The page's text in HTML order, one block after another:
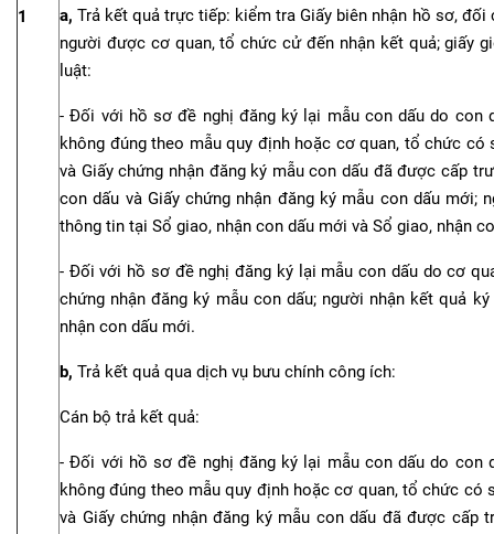
1 a, Trả kết quả trực tiếp: kiểm tra Giấy biên nhận hồ sơ,
người được cơ quan, tổ chức cử đến nhận kết quả; giấy
luật:
- Đối với hồ sơ đề nghị đăng ký lại mẫu con dấu do con
không đúng theo mẫu quy định hoặc cơ quan, tổ chức
và Giấy chứng nhận đăng ký mẫu con dấu đã được cấp
con dấu và Giấy chứng nhận đăng ký mẫu con dấu mới;
thông tin tại Sổ giao, nhận con dấu mới và Sổ giao, nhận
- Đối với hồ sơ đề nghị đăng ký lại mẫu con dấu do cơ
chứng nhận đăng ký mẫu con dấu; người nhận kết quả
nhận con dấu mới.
b, Trả kết quả qua dịch vụ bưu chính công ích:
Cán bộ trả kết quả:
- Đối với hồ sơ đề nghị đăng ký lại mẫu con dấu do con
không đúng theo mẫu quy định hoặc cơ quan, tổ chức
và Giấy chứng nhận đăng ký mẫu con dấu đã được